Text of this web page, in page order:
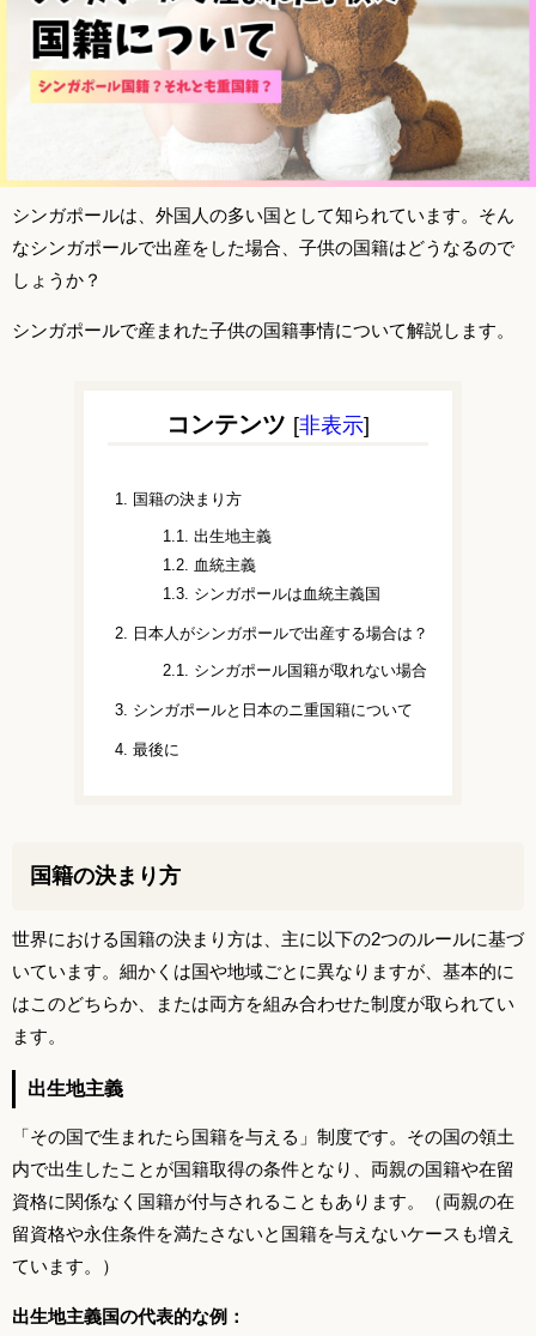
シンガポールは、外国人の多い国として知られています。そん
なシンガポールで出産をした場合、子供の国籍はどうなるので
しょうか？
シンガポールで産まれた子供の国籍事情について解説します。
コンテンツ [非表示]
1. 国籍の決まり方
1.1.
出生地主義
1.2. 血統主義
1.3. シンガポールは血統主義国
2. 日本人がシンガポールで出産する場合は？
2.1. シンガポール国籍が取れない場合
3. シンガポールと日本のニ重国籍について
4. 最後に
国籍の決まり方
世界における国籍の決まり方は、主に以下の2つのルールに基づ
いています。細かくは国や地域ごとに異なりますが、基本的に
はこのどちらか、または両方を組み合わせた制度が取られてい
ます。
出生地主義
「その国で生まれたら国籍を与える」制度です。その国の領土
内で出生したことが国籍取得の条件となり、両親の国籍や在留
資格に関係なく国籍が付与されることもあります。（両親の在
留資格や永住条件を満たさないと国籍を与えないケースも増え
ています。）
出生地主義国の代表的な例：